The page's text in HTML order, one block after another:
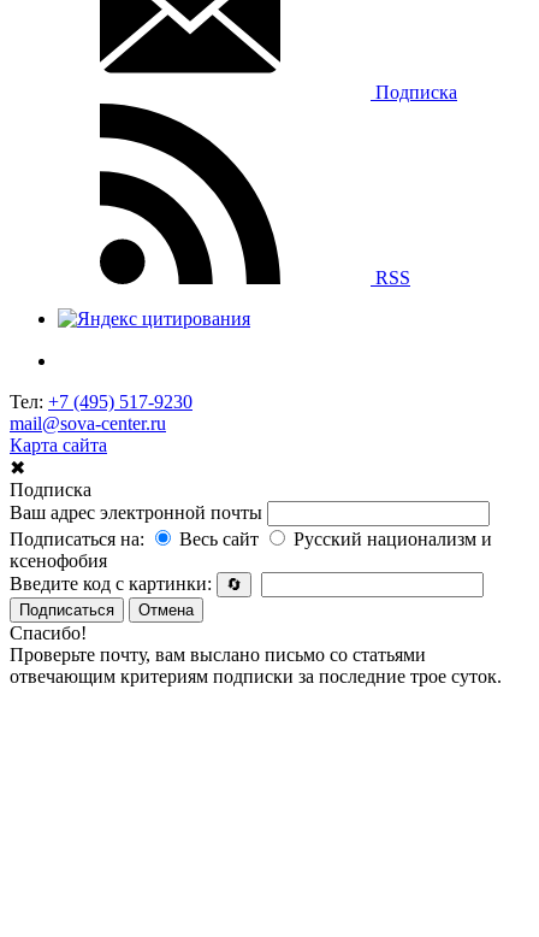
Подписка
RSS
Тел: +7 (495) 517-9230
mail@sova-center.ru
Карта сайта
✖
Подписка
Ваш адрес электронной почты
Подписаться на:
Весь сайт
Русский национализм и
ксенофобия
Введите код с картинки:
🔄
Подписаться
Отмена
Спасибо!
Проверьте почту, вам выслано письмо со статьями
отвечающим критериям подписки за последние трое суток.